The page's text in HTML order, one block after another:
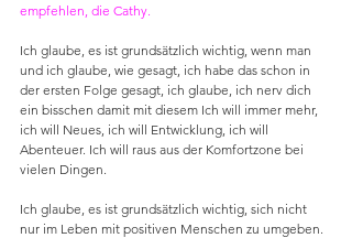
empfehlen, die Cathy.
Ich glaube, es ist grundsätzlich wichtig, wenn man
und ich glaube, wie gesagt, ich habe das schon in
der ersten Folge gesagt, ich glaube, ich nerv dich
ein bisschen damit mit diesem Ich will immer mehr,
ich will Neues, ich will Entwicklung, ich will
Abenteuer. Ich will raus aus der Komfortzone bei
vielen Dingen.
Ich glaube, es ist grundsätzlich wichtig, sich nicht
nur im Leben mit positiven Menschen zu umgeben.